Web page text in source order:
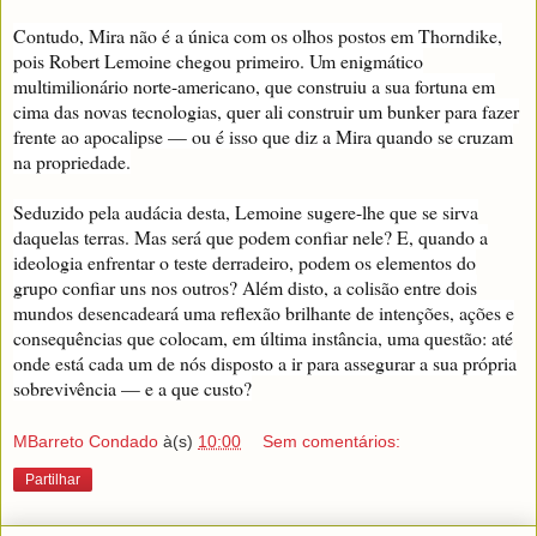
Contudo, Mira não é a única com os olhos postos em Thorndike,
pois Robert Lemoine chegou primeiro. Um enigmático
multimilionário norte-americano, que construiu a sua fortuna em
cima das novas tecnologias, quer ali construir um bunker para fazer
frente ao apocalipse — ou é isso que diz a Mira quando se cruzam
na propriedade.
Seduzido pela audácia desta, Lemoine sugere-lhe que se sirva
daquelas terras. Mas será que podem confiar nele? E, quando a
ideologia enfrentar o teste derradeiro, podem os elementos do
grupo confiar uns nos outros? Além disto, a colisão entre dois
mundos desencadeará uma reflexão brilhante de intenções, ações e
consequências que colocam, em última instância, uma questão: até
onde está cada um de nós disposto a ir para assegurar a sua própria
sobrevivência — e a que custo?
MBarreto Condado à(s) 10:00 Sem comentários:
Partilhar